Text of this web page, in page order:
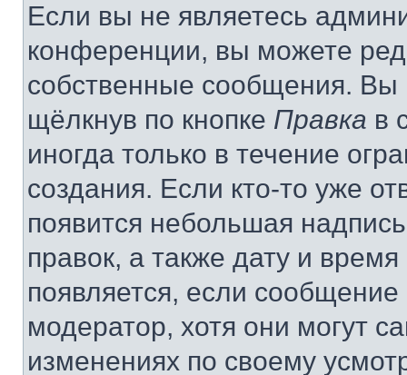
Если вы не являетесь
конференции, вы можете
собственные сообщения. Вы
щёлкнув по кнопке Правка в
иногда только в течение
создания. Если кто-то уже
появится небольшая
правок, а также дату и
появляется, если
модератор, хотя они могут
изменениях по своему